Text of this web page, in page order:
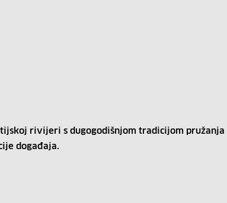
rivijeri s dugogodišnjom tradicijom pružanja
događaja.